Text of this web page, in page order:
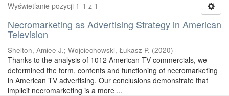
Wyświetlanie pozycji 1-1 z 1
Necromarketing as Advertising Strategy in American
Television
Shelton, Amiee J.; Wojciechowski, Łukasz P. (2020)
Thanks to the analysis of 1012 American TV commercials, we
determined the form, contents and functioning of necromarketing
in American TV advertising. Our conclusions demonstrate that
implicit necromarketing is a more ...